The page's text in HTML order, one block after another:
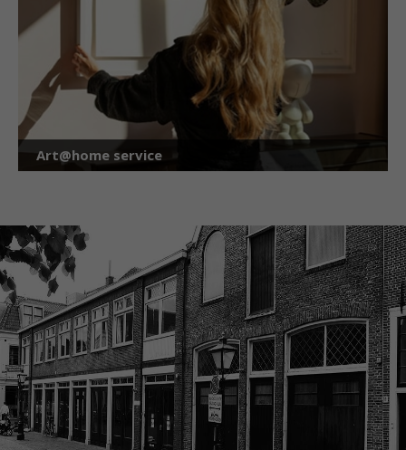
Art@home service